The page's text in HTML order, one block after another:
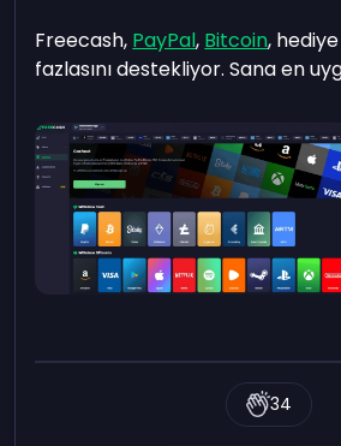
Freecash, PayPal, Bitcoin,
fazlasını destekliyor. Sana en
34